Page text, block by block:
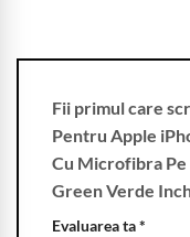
Fii primul care
Pentru Apple
Cu Microfibra
Green Verde
Evaluarea ta*